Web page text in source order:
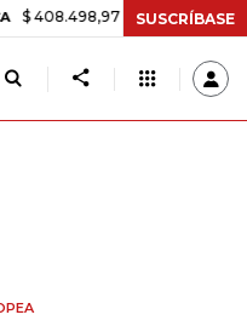
+$ 8.753,81 +2,19%
SUSCRÍBASE